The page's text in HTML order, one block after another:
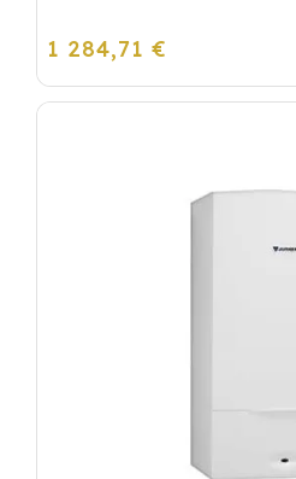
1 284,71 €